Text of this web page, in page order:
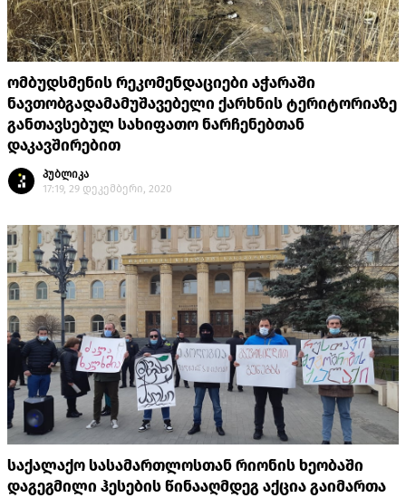
ომბუდსმენის რეკომენდაციები აჭარაში
ნავთობგადამამუშავებელი ქარხნის ტერიტორიაზე
განთავსებულ სახიფათო ნარჩენებთან
დაკავშირებით
პუბლიკა
17:19, 29 დეკემბერი, 2020
საქალაქო სასამართლოსთან რიონის ხეობაში
დაგეგმილი ჰესების წინააღმდეგ აქცია გაიმართა